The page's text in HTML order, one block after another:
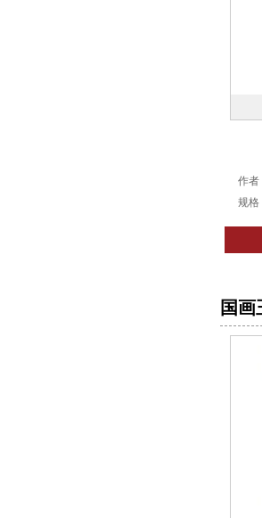
作者
规格
国画